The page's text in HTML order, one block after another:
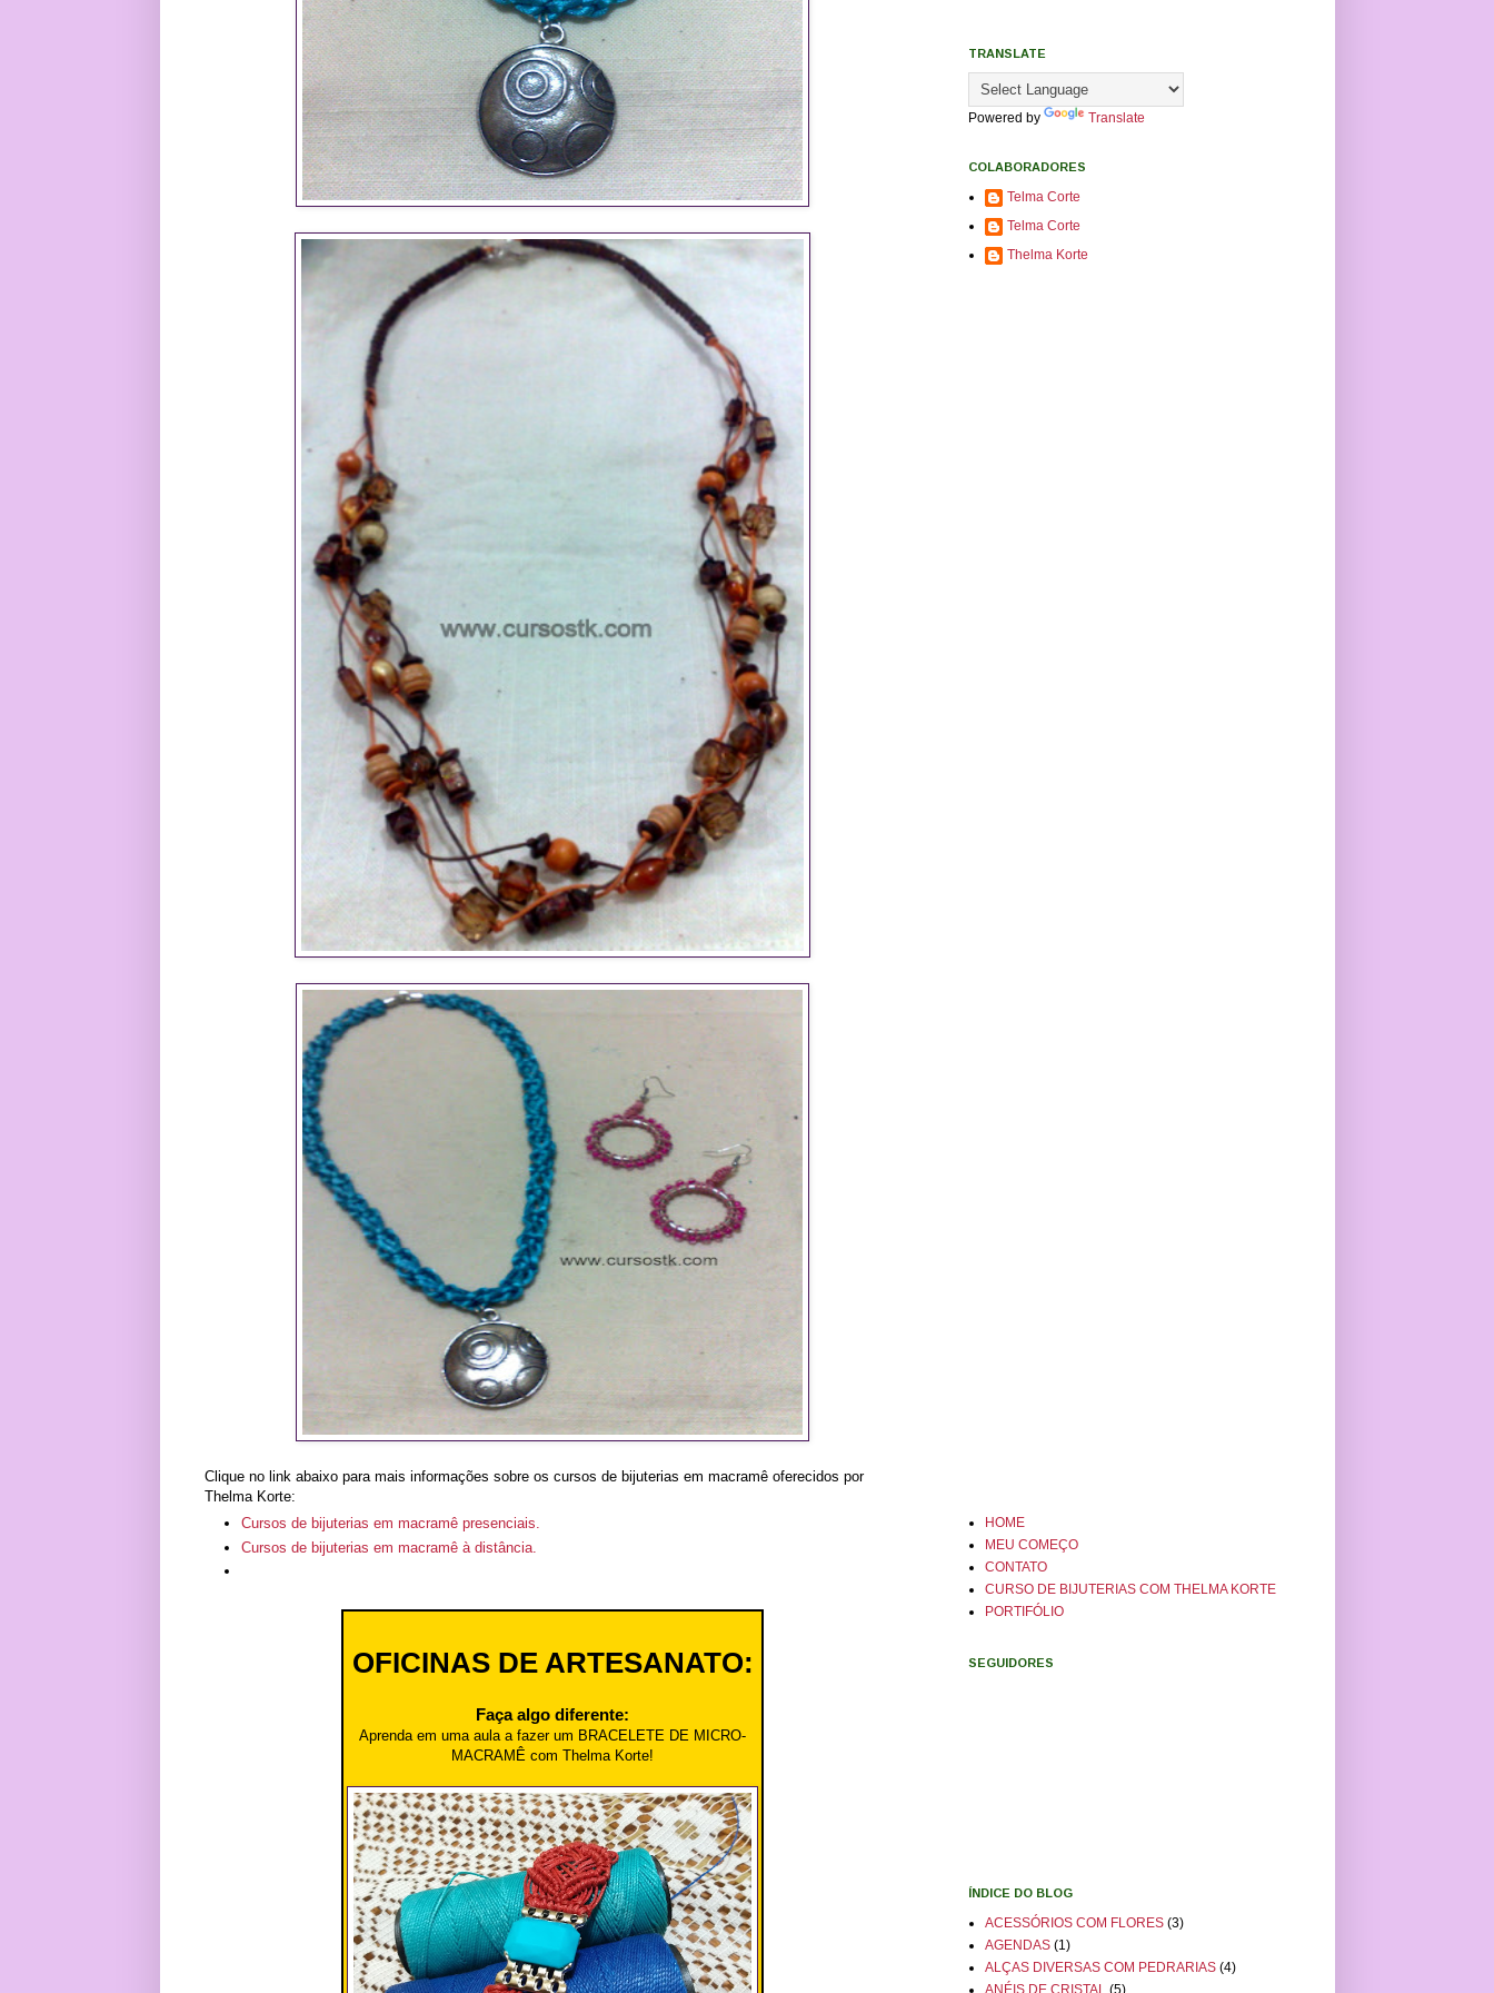
Clique no link abaixo para mais informações sobre os cursos de bijuterias em macramê oferecidos por
Thelma Korte:
Cursos de bijuterias em macramê presenciais.
Cursos de bijuterias em macramê à distância.
OFICINAS DE ARTESANATO:
Faça algo diferente:
Aprenda em uma aula a fazer um BRACELETE DE MICRO-
MACRAMÊ com Thelma Korte!
TRANSLATE
Powered by Translate
COLABORADORES
Telma Corte
Telma Corte
Thelma Korte
HOME
MEU COMEÇO
CONTATO
CURSO DE BIJUTERIAS COM THELMA KORTE
PORTIFÓLIO
SEGUIDORES
ÍNDICE DO BLOG
ACESSÓRIOS COM FLORES (3)
AGENDAS (1)
ALÇAS DIVERSAS COM PEDRARIAS (4)
ANÉIS DE CRISTAL (5)